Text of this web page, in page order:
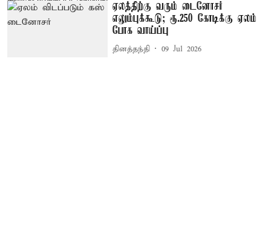
ஏலத்திற்கு வரும் டைனோசர்
எலும்புக்கூடு; ரூ.250 கோடிக்கு ஏலம்
போக வாய்ப்பு
தினத்தந்தி 09 Jul 2026